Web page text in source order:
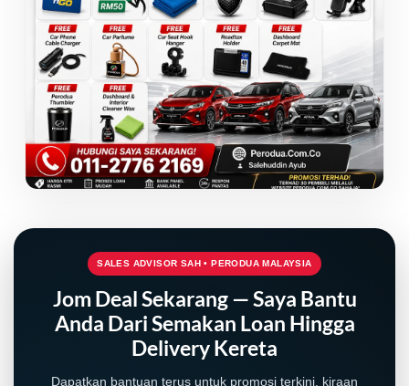
LIVE
SALES ADVISOR SAH • PERODUA MALAYSIA
Jom Deal Sekarang — Saya Bantu
Anda Dari Semakan Loan Hingga
Delivery Kereta
Dapatkan bantuan terus untuk promosi terkini, kiraan